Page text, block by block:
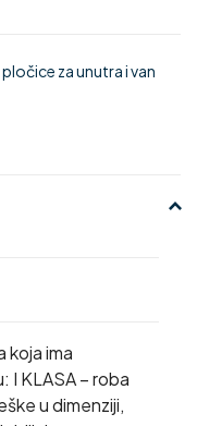
za unutra i van
koja ima
I KLASA – roba
u dimenziji,